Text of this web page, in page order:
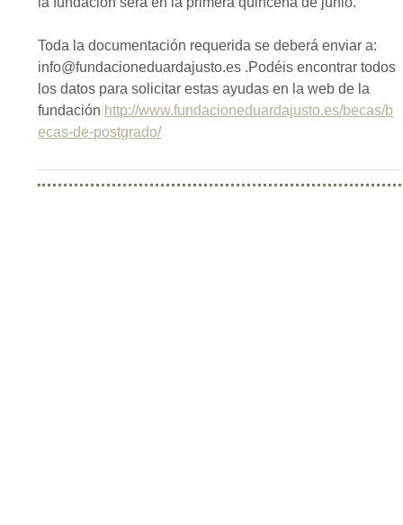
Toda la documentación requerida se deberá enviar a:
info@fundacioneduardajusto.es .Podéis encontrar todos
los datos para solicitar estas ayudas en la web de la
fundación http://www.fundacioneduardajusto.es/becas/b
ecas-de-postgrado/